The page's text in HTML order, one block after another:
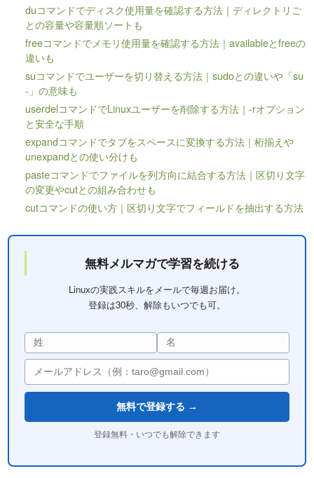
duコマンドでディスク使用量を確認する方法｜ディレクトリご
との容量や容量順ソートも
freeコマンドでメモリ使用量を確認する方法｜availableとfreeの
違いも
suコマンドでユーザーを切り替える方法｜sudoとの違いや「su
-」の意味も
userdelコマンドでLinuxユーザーを削除する方法｜-rオプション
と安全な手順
expandコマンドでタブをスペースに変換する方法｜桁揃えや
unexpandとの使い分けも
pasteコマンドでファイルを列方向に結合する方法｜区切り文字
の変更やcutとの組み合わせも
cutコマンドの使い方｜区切り文字でフィールドを抽出する方法
無料メルマガで学習を続ける
Linuxの実践スキルをメールで毎週お届け。
登録は30秒、解除もいつでも可。
無料で登録する →
登録無料・いつでも解除できます